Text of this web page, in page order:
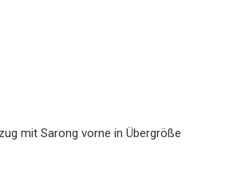
mit Sarong vorne in Übergröße